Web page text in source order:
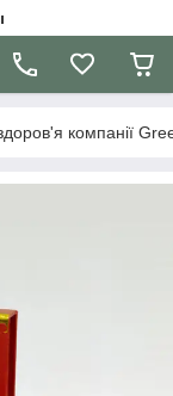
компанії